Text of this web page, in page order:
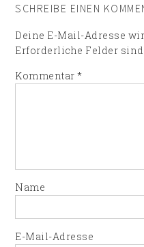
SCHREIBE EINEN
Deine E-Mail-Adresse
Erforderliche Felder
Kommentar*
Name
E-Mail-Adresse